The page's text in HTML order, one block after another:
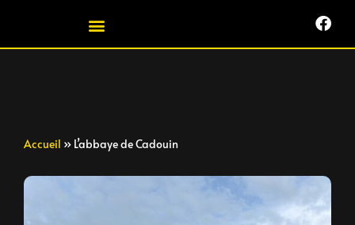
Accueil » L’abbaye de Cadouin